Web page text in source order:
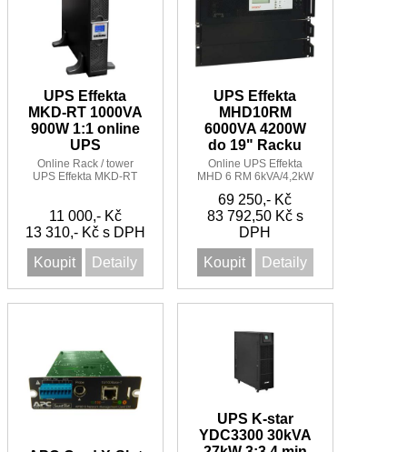
UPS Effekta
MKD-RT 1000VA
900W 1:1 online
UPS
Online Rack / tower
UPS Effekta MKD-RT
11 000,- Kč
13 310,- Kč s DPH
Koupit
Detaily
UPS Effekta
MHD10RM
6000VA 4200W
do 19" Racku
Online UPS Effekta
MHD 6 RM 6kVA/4,2kW
min
69 250,- Kč
83 792,50 Kč s
DPH
Koupit
Detaily
UPS K-star
YDC3300 30kVA